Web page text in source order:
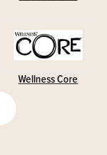
Wellness Core